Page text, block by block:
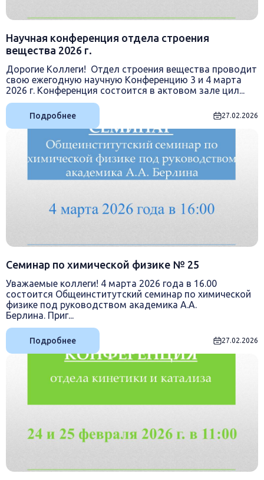
Научная конференция отдела строения
вещества 2026 г.
Дорогие Коллеги! Отдел строения вещества проводит
свою ежегодную научную Конференцию 3 и 4 марта
2026 г. Конференция состоится в актовом зале цил...
Подробнее 27.02.2026
Семинар по химической физике № 25
Уважаемые коллеги! 4 марта 2026 года в 16.00
состоится Общеинститутский семинар по химической
физике под руководством академика А.А.
Берлина. Приг...
Подробнее 27.02.2026